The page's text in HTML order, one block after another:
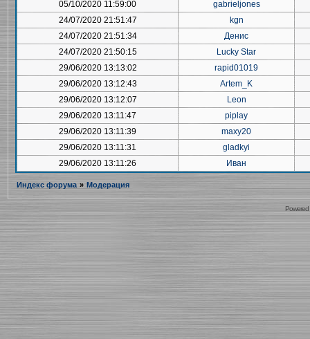
05/10/2020 11:59:00
gabrieljones
24/07/2020 21:51:47
kgn
24/07/2020 21:51:34
Денис
24/07/2020 21:50:15
Lucky Star
29/06/2020 13:13:02
rapid01019
29/06/2020 13:12:43
Artem_K
29/06/2020 13:12:07
Leon
29/06/2020 13:11:47
piplay
29/06/2020 13:11:39
maxy20
29/06/2020 13:11:31
gladkyi
29/06/2020 13:11:26
Иван
Индекс форума » Модерация